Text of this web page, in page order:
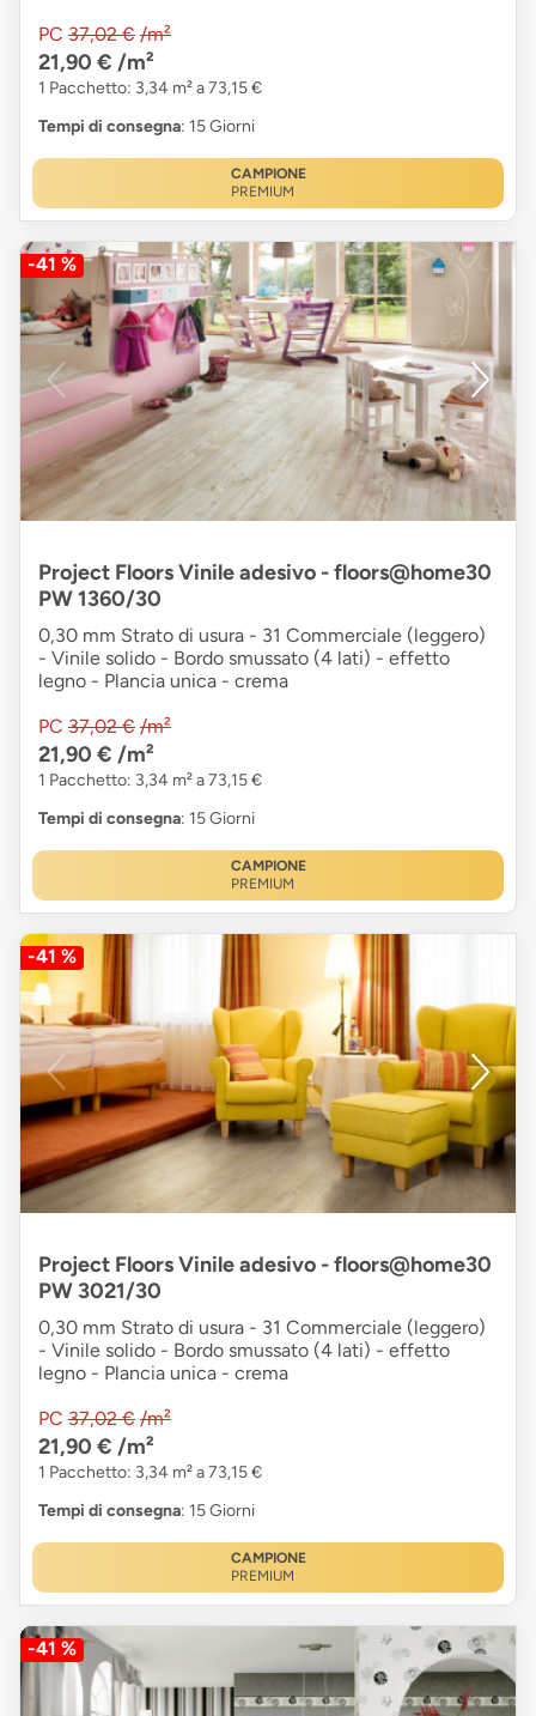
PC 37,02 € /m²
21,90 € /m²
1 Pacchetto: 3,34 m² a 73,15 €
Tempi di consegna: 15 Giorni
CAMPIONE
PREMIUM
-41 %
Project Floors Vinile adesivo - floors@home30
PW 1360/30
0,30 mm Strato di usura - 31 Commerciale (leggero)
- Vinile solido - Bordo smussato (4 lati) - effetto
legno - Plancia unica - crema
PC 37,02 € /m²
21,90 € /m²
1 Pacchetto: 3,34 m² a 73,15 €
Tempi di consegna: 15 Giorni
CAMPIONE
PREMIUM
-41 %
Project Floors Vinile adesivo - floors@home30
PW 3021/30
0,30 mm Strato di usura - 31 Commerciale (leggero)
- Vinile solido - Bordo smussato (4 lati) - effetto
legno - Plancia unica - crema
PC 37,02 € /m²
21,90 € /m²
1 Pacchetto: 3,34 m² a 73,15 €
Tempi di consegna: 15 Giorni
CAMPIONE
PREMIUM
-41 %